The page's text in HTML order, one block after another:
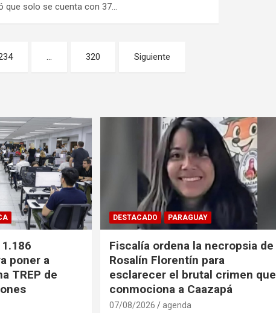
que solo se cuenta con 37…
… 320 Siguiente
poner a
TREP de
DESTACADO PARAGUAY
Fiscalía ordena la necropsia de
Rosalín Florentín para
esclarecer el brutal crimen que
conmociona a Caazapá
07/08/2026 agenda